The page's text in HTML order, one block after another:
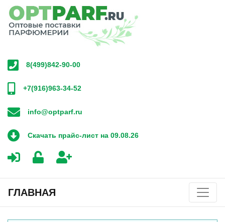
8(499)842-90-00
+7(916)963-34-52
info@optparf.ru
Скачать прайс-лист на 09.08.26
ГЛАВНАЯ